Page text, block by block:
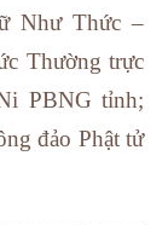
Như Thức –
Thường trực
PBNG tỉnh;
đảo Phật tử